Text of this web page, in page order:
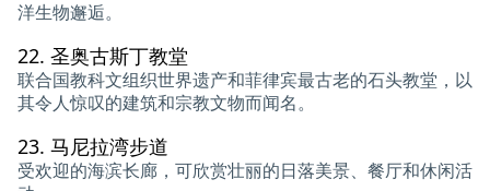
洋生物邂逅。
22. 圣奥古斯丁教堂
联合国教科文组织世界遗产和菲律宾最古老的石头教堂，以
其令人惊叹的建筑和宗教文物而闻名。
23. 马尼拉湾步道
受欢迎的海滨长廊，可欣赏壮丽的日落美景、餐厅和休闲活